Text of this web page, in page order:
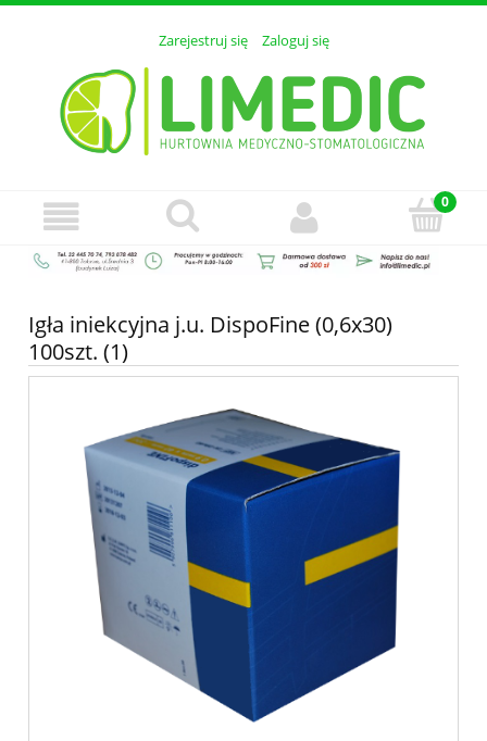
Zarejestruj się Zaloguj się
Igła iniekcyjna j.u. DispoFine (0,6x30)
100szt. (1)